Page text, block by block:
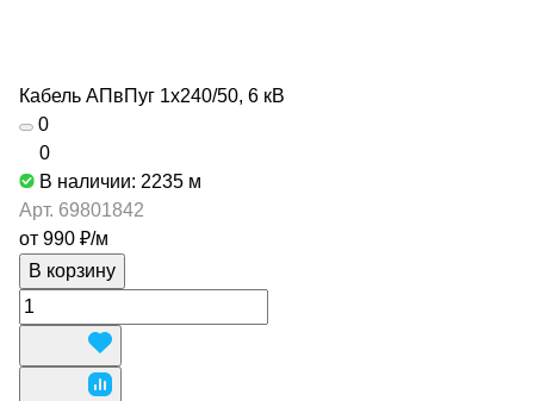
Кабель АПвПуг 1х240/50, 6 кВ
0
0
В наличии: 2235 м
Арт. 69801842
от 990 ₽/м
В корзину